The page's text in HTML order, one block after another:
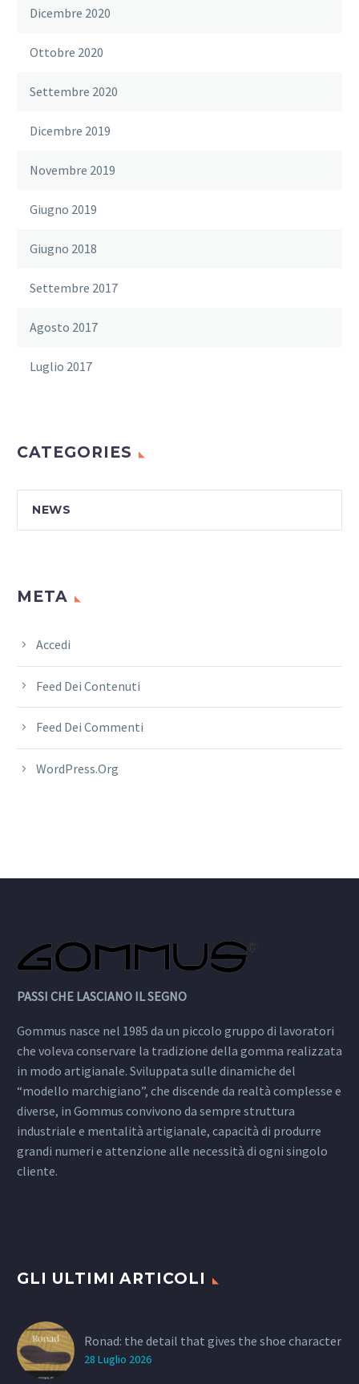
Dicembre 2020
Ottobre 2020
Settembre 2020
Dicembre 2019
Novembre 2019
Giugno 2019
Giugno 2018
Settembre 2017
Agosto 2017
Luglio 2017
CATEGORIES
NEWS
META
Accedi
Feed Dei Contenuti
Feed Dei Commenti
WordPress.org
PASSI CHE LASCIANO IL SEGNO
Gommus nasce nel 1985 da un piccolo gruppo di lavoratori
che voleva conservare la tradizione della gomma realizzata
in modo artigianale. Sviluppata sulle dinamiche del
“modello marchigiano”, che discende da realtà complesse e
diverse, in Gommus convivono da sempre struttura
industriale e mentalità artigianale, capacità di produrre
grandi numeri e attenzione alle necessità di ogni singolo
cliente.
GLI ULTIMI ARTICOLI
Ronad: the detail that gives the shoe character
28 Luglio 2026